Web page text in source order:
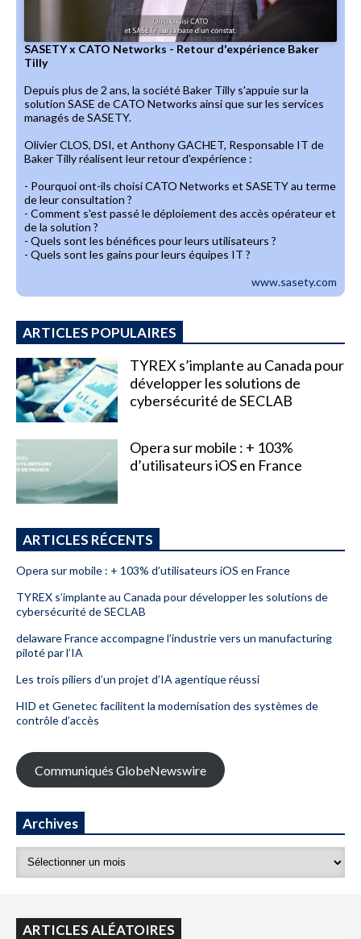
SASETY x CATO Networks - Retour d'expérience Baker
Tilly
Depuis plus de 2 ans, la société Baker Tilly s'appuie sur la
solution SASE de CATO Networks ainsi que sur les services
managés de SASETY.
Olivier CLOS, DSI, et Anthony GACHET, Responsable IT de
Baker Tilly réalisent leur retour d'expérience :
- Pourquoi ont-ils choisi CATO Networks et SASETY au terme
de leur consultation ?
- Comment s'est passé le déploiement des accès opérateur et
de la solution ?
- Quels sont les bénéfices pour leurs utilisateurs ?
- Quels sont les gains pour leurs équipes IT ?
www.sasety.com
ARTICLES POPULAIRES
TYREX s’implante au Canada pour
développer les solutions de
cybersécurité de SECLAB
Opera sur mobile : + 103%
d’utilisateurs iOS en France
ARTICLES RÉCENTS
Opera sur mobile : + 103% d’utilisateurs iOS en France
TYREX s’implante au Canada pour développer les solutions de
cybersécurité de SECLAB
delaware France accompagne l’industrie vers un manufacturing
piloté par l’IA
Les trois piliers d’un projet d’IA agentique réussi
HID et Genetec facilitent la modernisation des systèmes de
contrôle d’accès
Communiqués GlobeNewswire
Archives
ARTICLES ALÉATOIRES